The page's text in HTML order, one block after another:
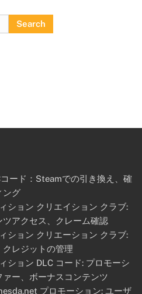
ード：Steamでの引き換え、確
ング
ション クリエイション クラブ:
アクセス、クレーム確認
ション クリエーション クラブ:
レジットの管理
ション DLC コード: プロモーシ
ー、ボーナスコンテンツ
プロモーション: ユーザ